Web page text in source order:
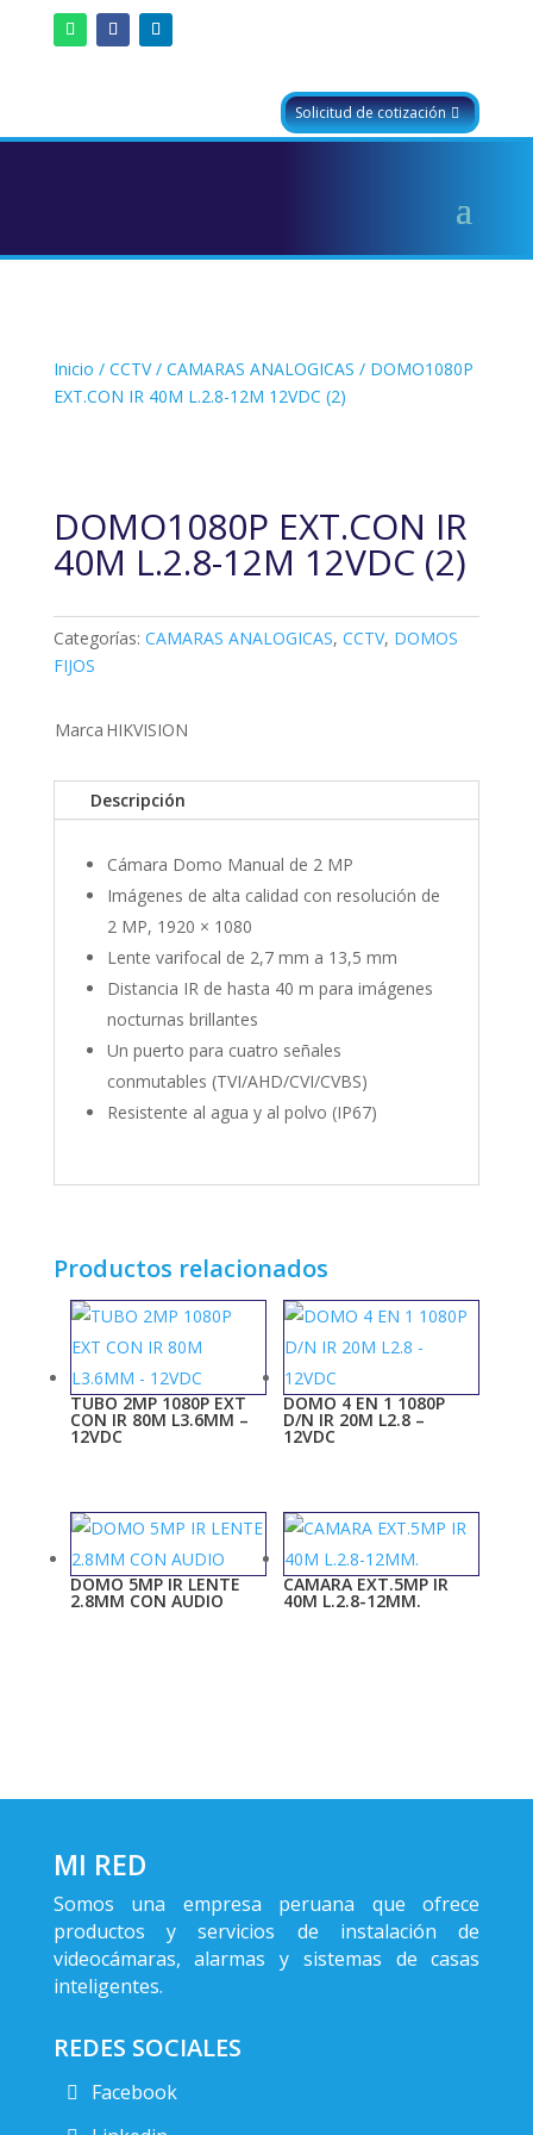
Solicitud de cotización
Inicio / CCTV/ CAMARAS ANALOGICAS / DOMO1080P
EXT.CON IR 40M L.2.8-12M 12VDC (2)
DOMO1080P EXT.CON IR
40M L.2.8-12M 12VDC (2)
Categorías: CAMARAS ANALOGICAS, CCTV, DOMOS
FIJOS
Marca HIKVISION
Descripción
Cámara Domo Manual de 2 MP
Imágenes de alta calidad con resolución de
2 MP, 1920 × 1080
Lente varifocal de 2,7 mm a 13,5 mm
Distancia IR de hasta 40 m para imágenes
nocturnas brillantes
Un puerto para cuatro señales
conmutables (TVI/AHD/CVI/CVBS)
Resistente al agua y al polvo (IP67)
Productos relacionados
TUBO 2MP 1080P EXT
CON IR 80M L3.6MM –
12VDC
DOMO 4 EN 1 1080P
D/N IR 20M L2.8 –
12VDC
DOMO 5MP IR LENTE
2.8MM CON AUDIO
CAMARA EXT.5MP IR
40M L.2.8-12MM.
MI RED
Somos una empresa peruana que ofrece
productos y servicios de instalación de
videocámaras, alarmas y sistemas de casas
inteligentes.
REDES SOCIALES
Facebook